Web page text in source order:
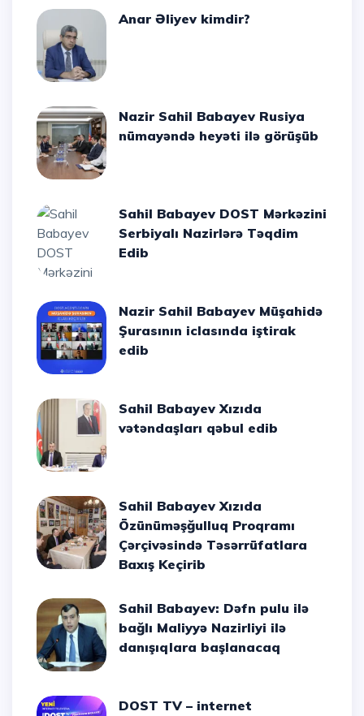
Anar Əliyev kimdir?
Nazir Sahil Babayev Rusiya
nümayəndə heyəti ilə görüşüb
Sahil Babayev DOST Mərkəzini
Serbiyalı Nazirlərə Təqdim
Edib
Nazir Sahil Babayev Müşahidə
Şurasının iclasında iştirak
edib
Sahil Babayev Xızıda
vətəndaşları qəbul edib
Sahil Babayev Xızıda
Özünüməşğulluq Proqramı
Çərçivəsində Təsərrüfatlara
Baxış Keçirib
Sahil Babayev: Dəfn pulu ilə
bağlı Maliyyə Nazirliyi ilə
danışıqlara başlanacaq
DOST TV – internet